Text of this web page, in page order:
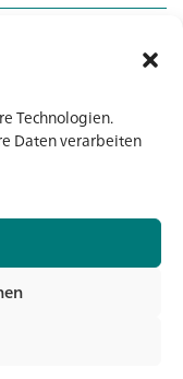
Technologien.
Daten verarbeiten